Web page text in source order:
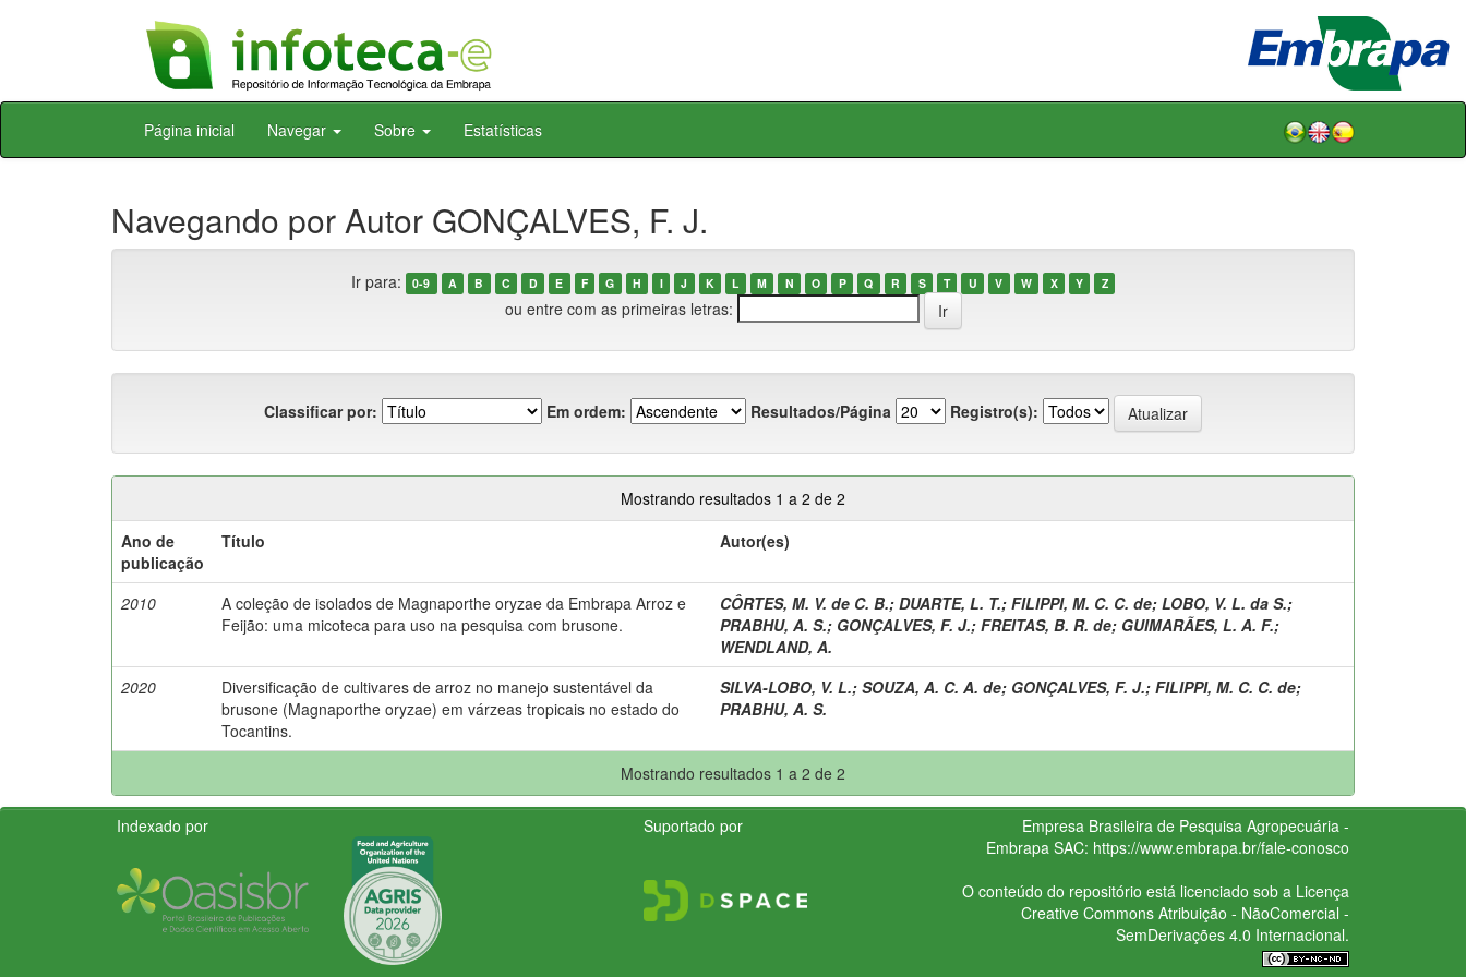
Skip
Página inicial Navegar Sobre Estatísticas
Navegando por Autor GONÇALVES, F. J.
Ir para: 0-9 A B C D E F G H I J K L M N O P Q R S T U V W X Y Z
ou entre com as primeiras letras:
Classificar por: Em ordem: Resultados/Página Registro(s):
Mostrando resultados 1 a 2 de 2
Ano de
publicação
Título Autor(es)
2010
A coleção de isolados de Magnaporthe oryzae da Embrapa Arroz e
Feijão: uma micoteca para uso na pesquisa com brusone.
CÔRTES, M. V. de C. B.; DUARTE, L. T.; FILIPPI, M. C. C. de; LOBO, V. L. da S.;
PRABHU, A. S.; GONÇALVES, F. J.; FREITAS, B. R. de; GUIMARÃES, L. A. F.;
WENDLAND, A.
2020
Diversificação de cultivares de arroz no manejo sustentável da
brusone (Magnaporthe oryzae) em várzeas tropicais no estado do
Tocantins.
SILVA-LOBO, V. L.; SOUZA, A. C. A. de; GONÇALVES, F. J.; FILIPPI, M. C. C. de;
PRABHU, A. S.
Mostrando resultados 1 a 2 de 2
Indexado por Suportado por
Empresa Brasileira de Pesquisa Agropecuária -
Embrapa SAC: https://www.embrapa.br/fale-conosco
O conteúdo do repositório está licenciado sob a Licença
Creative CommonsAtribuição - NãoComercial -
SemDerivações 4.0 Internacional.